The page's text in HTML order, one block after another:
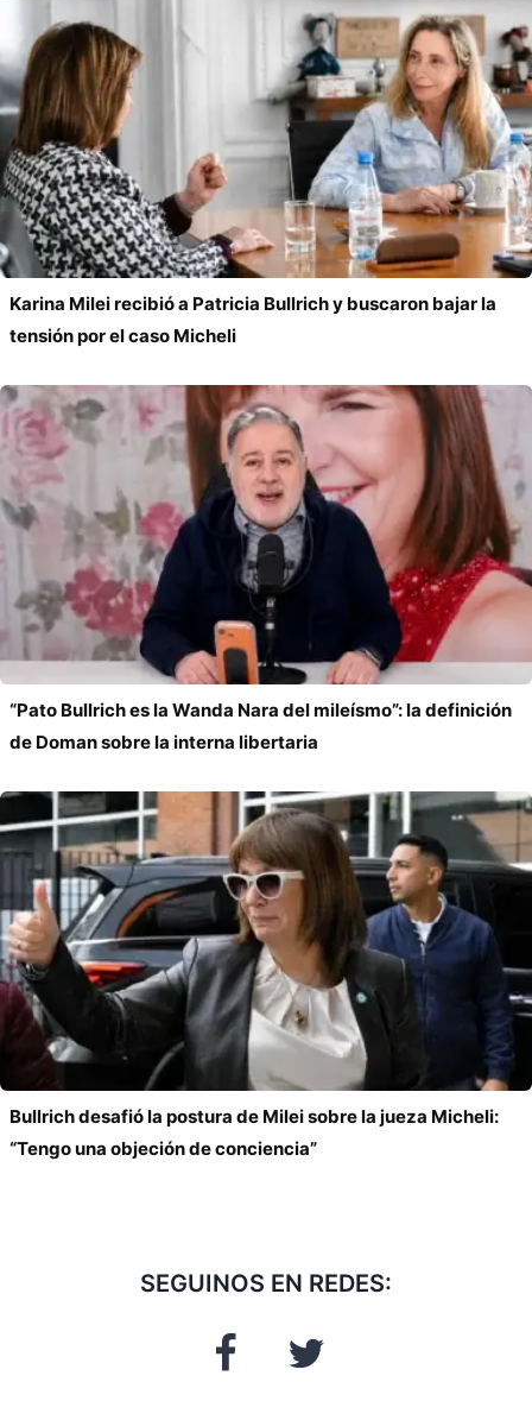
Karina Milei recibió a Patricia Bullrich y buscaron bajar la
tensión por el caso Micheli
“Pato Bullrich es la Wanda Nara del mileísmo”: la definición
de Doman sobre la interna libertaria
Bullrich desafió la postura de Milei sobre la jueza Micheli:
“Tengo una objeción de conciencia”
SEGUINOS EN REDES: